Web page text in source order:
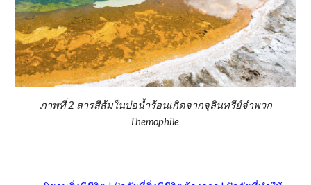
ภาพที่ 2 สารสีส้มในบ่อน้ำร้อนเกิดจากจุลินทรีย์จำพวก
Themophile